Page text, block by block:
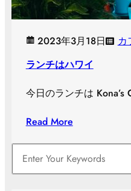
2023年3月18日 カ
ランチはハワイ
今日のランチは
Read More
a